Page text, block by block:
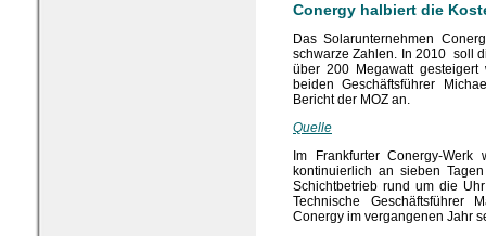
Conergy halbiert die
Das Solarunternehmen
schwarze Zahlen. In 2010 soll
über 200 Megawatt
beiden Geschäftsführer
Bericht der MOZ an.
Quelle
Im Frankfurter Conergy-
kontinuierlich an sieben
Schichtbetrieb rund um die
Technische Geschäftsführer
Conergy im vergangenen Jahr